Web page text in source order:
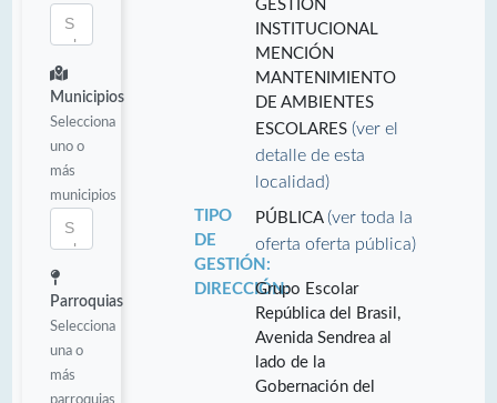
Municipios
Selecciona
uno o
más
municipios
Parroquias
Selecciona
una o
más
parroquias
GESTIÓN
INSTITUCIONAL
MENCIÓN
MANTENIMIENTO
DE AMBIENTES
ESCOLARES(ver el
detalle de esta
localidad)
TIPO
DE
GESTIÓN:
PÚBLICA(ver toda la
oferta oferta pública)
DIRECCIÓN:Grupo Escolar
República del Brasil,
Avenida Sendrea al
lado de la
Gobernación del